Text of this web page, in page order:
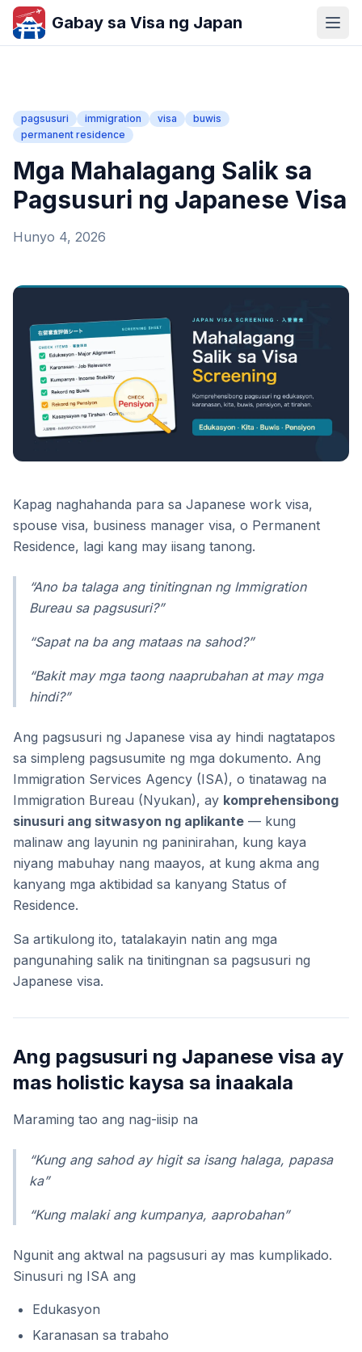
Gabay sa Visa ng Japan
pagsusuri immigration visa
buwis
permanent residence
Mga Mahalagang Salik sa
Pagsusuri ng Japanese Visa
Hunyo 4, 2026
Kapag naghahanda para sa Japanese work visa,
spouse visa, business manager visa, o Permanent
Residence, lagi kang may iisang tanong.
“Ano ba talaga ang tinitingnan ng Immigration
Bureau sa pagsusuri?”
“Sapat na ba ang mataas na sahod?”
“Bakit may mga taong naaprubahan at may mga
hindi?”
Ang pagsusuri ng Japanese visa ay hindi nagtatapos
sa simpleng pagsusumite ng mga dokumento. Ang
Immigration Services Agency (ISA), o tinatawag na
Immigration Bureau (Nyukan), ay komprehensibong
sinusuri ang sitwasyon ng aplikante — kung
malinaw ang layunin ng paninirahan, kung kaya
niyang mabuhay nang maayos, at kung akma ang
kanyang mga aktibidad sa kanyang Status of
Residence.
Sa artikulong ito, tatalakayin natin ang mga
pangunahing salik na tinitingnan sa pagsusuri ng
Japanese visa.
Ang pagsusuri ng Japanese visa ay
mas holistic kaysa sa inaakala
Maraming tao ang nag-iisip na
“Kung ang sahod ay higit sa isang halaga, papasa
ka”
“Kung malaki ang kumpanya, aaprobahan”
Ngunit ang aktwal na pagsusuri ay mas kumplikado.
Sinusuri ng ISA ang
Edukasyon
Karanasan sa trabaho